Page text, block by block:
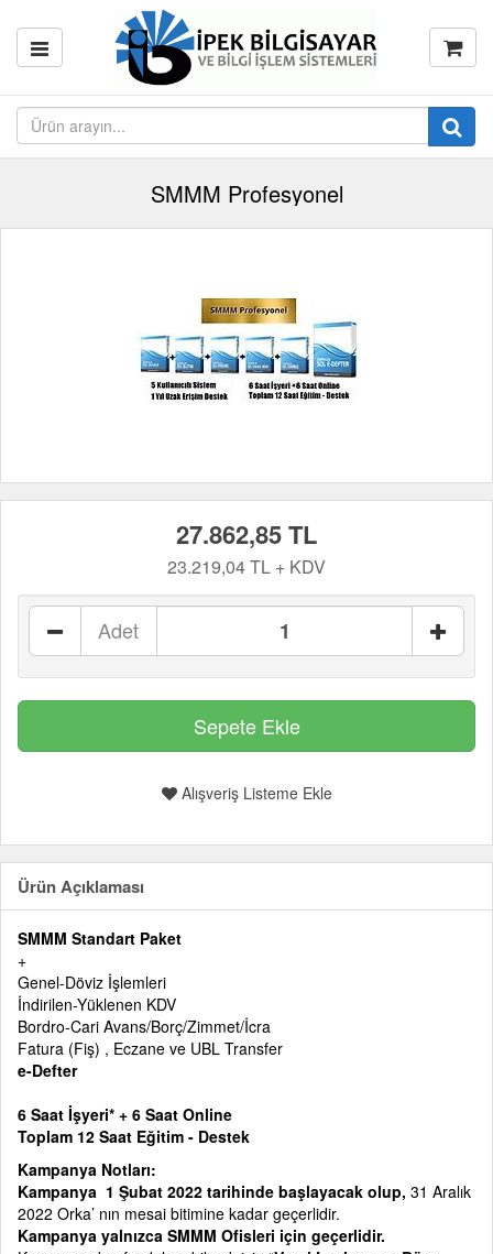
SMMM Profesyonel
27.862,85 TL
23.219,04 TL + KDV
Adet
Alışveriş Listeme Ekle
Ürün Açıklaması
SMMM Standart Paket
+
Genel-Döviz İşlemleri
İndirilen-Yüklenen KDV
Bordro-Cari Avans/Borç/Zimmet/İcra
Fatura (Fiş) , Eczane ve UBL Transfer
e-Defter
6 Saat İşyeri* + 6 Saat Online
Toplam 12 Saat Eğitim - Destek
Kampanya Notları:
Kampanya 1 Şubat 2022 tarihinde başlayacak olup, 31 Aralık
2022 Orka’ nın mesai bitimine kadar geçerlidir.
Kampanya yalnızca SMMM Ofisleri için geçerlidir.